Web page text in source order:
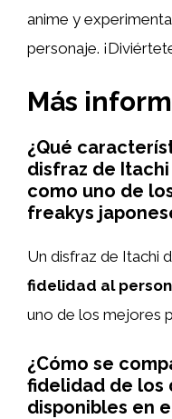
anime y
personaje.
Más
¿Qué
disfraz de
como uno de
freakys
Un disfraz de Itachi
fidelidad al
uno de los mejores
¿Cómo se
fidelidad de los
disponibles en